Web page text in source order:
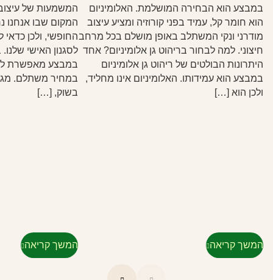
במבצע הוא הבחירה המושלמת. האלומיניום
הוא חומר קל, עמיד בפני קורוזיה ומציע עיצוב
מודרני ונקי המשתלב באופן מושלם בכל מרחב
חיצוני. למה לבחור בריהוט גן אלומיניום? אחד
היתרונות הבולטים של ריהוט גן אלומיניום
במבצע הוא עמידותו. האלומיניום אינו מחליד,
ולכן הוא […]
המשך קריאה
המשמעות של
המקום שבו אנחנו
החופשי, ולכן
לסגנון האישי
במבצע מאפשרת
במחיר משתלם.
בשוק, […]
המשך קריאה